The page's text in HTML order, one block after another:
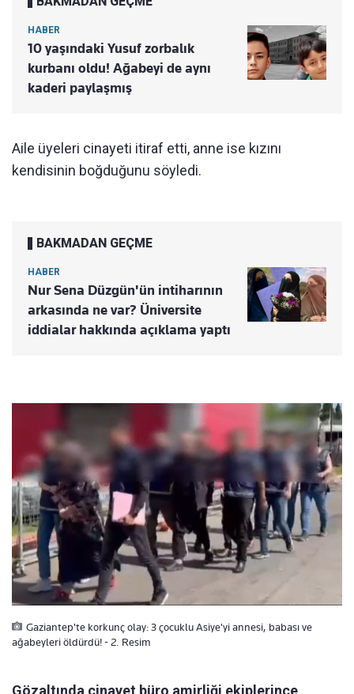
HABER
10 yaşındaki Yusuf zorbalık
kurbanı oldu! Ağabeyi de aynı
kaderi paylaşmış
Aile üyeleri cinayeti itiraf etti, anne ise kızını
kendisinin boğduğunu söyledi.
BAKMADAN GEÇME
HABER
Nur Sena Düzgün'ün intiharının
arkasında ne var? Üniversite
iddialar hakkında açıklama yaptı
Gaziantep'te korkunç olay: 3 çocuklu Asiye'yi annesi, babası ve
ağabeyleri öldürdü! - 2. Resim
Gözaltında cinayet büro amirliği ekiplerince